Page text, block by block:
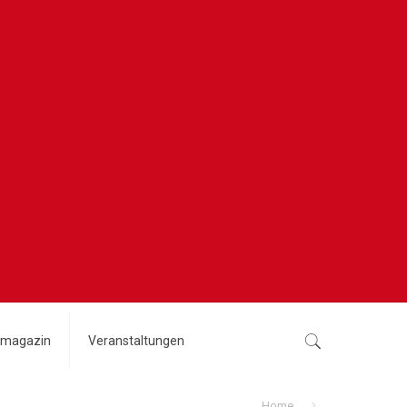
Veranstaltungen